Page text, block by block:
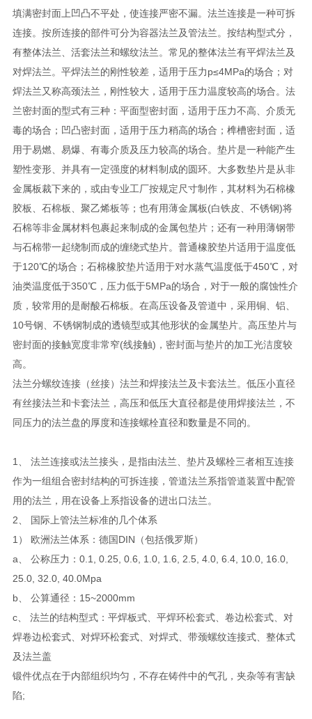
填满密封面上凹凸不平处，使连接严密不漏。法兰连接是一种可拆
连接。按所连接的部件可分为容器法兰及管法兰。按结构型式分，
有整体法兰、活套法兰和螺纹法兰。常见的整体法兰有平焊法兰及
对焊法兰。平焊法兰的刚性较差，适用于压力p≤4MPa的场合；对
焊法兰又称高颈法兰，刚性较大，适用于压力温度较高的场合。法
兰密封面的型式有三种：平面型密封面，适用于压力不高、介质无
毒的场合；凹凸密封面，适用于压力稍高的场合；榫槽密封面，适
用于易燃、易爆、有毒介质及压力较高的场合。垫片是一种能产生
塑性变形、并具有一定强度的材料制成的圆环。大多数垫片是从非
金属板裁下来的，或由专业工厂按规定尺寸制作，其材料为石棉橡
胶板、石棉板、聚乙烯板等；也有用薄金属板(白铁皮、不锈钢)将
石棉等非金属材料包裹起来制成的金属包垫片；还有一种用薄钢带
与石棉带一起绕制而成的缠绕式垫片。普通橡胶垫片适用于温度低
于120℃的场合；石棉橡胶垫片适用于对水蒸气温度低于450℃，对
油类温度低于350℃，压力低于5MPa的场合，对于一般的腐蚀性介
质，较常用的是耐酸石棉板。在高压设备及管道中，采用铜、铝、
10号钢、不锈钢制成的透镜型或其他形状的金属垫片。高压垫片与
密封面的接触宽度非常窄(线接触)，密封面与垫片的加工光洁度较
高。
法兰分螺纹连接（丝接）法兰和焊接法兰及卡套法兰。低压小直径
有丝接法兰和卡套法兰，高压和低压大直径都是使用焊接法兰，不
同压力的法兰盘的厚度和连接螺栓直径和数量是不同的。
1、 法兰连接或法兰接头，是指由法兰、垫片及螺栓三者相互连接
作为一组组合密封结构的可拆连接，管道法兰系指管道装置中配管
用的法兰，用在设备上系指设备的进出口法兰。
2、 国际上管法兰标准的几个体系
1） 欧洲法兰体系：德国DIN（包括俄罗斯）
a、 公称压力：0.1, 0.25, 0.6, 1.0, 1.6, 2.5, 4.0, 6.4, 10.0, 16.0,
25.0, 32.0, 40.0Mpa
b、 公算通径：15~2000mm
c、 法兰的结构型式：平焊板式、平焊环松套式、卷边松套式、对
焊卷边松套式、对焊环松套式、对焊式、带颈螺纹连接式、整体式
及法兰盖
锻件优点在于内部组织均匀，不存在铸件中的气孔，夹杂等有害缺
陷;